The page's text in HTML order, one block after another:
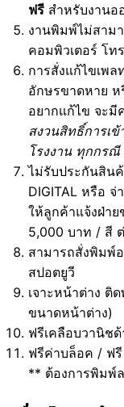
ฟรี สำหรับงานอ
งานพิมพ์ไม่สาม
คอมพิวเตอร์ โท
การสั่งแก้ไขเพ
อักษรขาดหาย
อยากแก้ไข จะมี
สงวนสิทธิ์การเ
โรงงาน ทุกกร
ไม่รับประกันสิน
DIGITAL หรือ
ให้ลูกค้าแจ้งฝ่าย
5,000 บาท / สี
สามารถสั่งพิมพ์
สปอตยูวี
เจาะหน้าต่าง ติ
ขนาดหน้าต่าง)
ฟรีเคลือบวานิช
ฟรีค่าบล็อค / ฟ
** ต้องการพิมพ์